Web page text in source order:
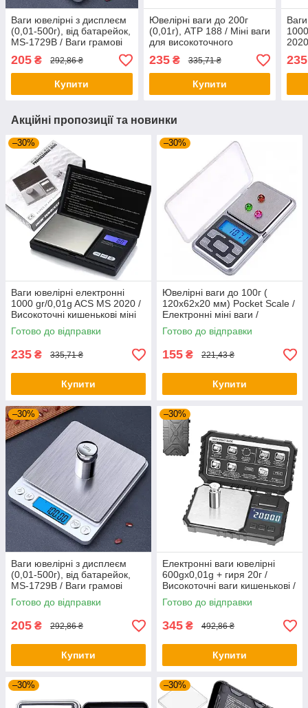
Ваги ювелірні з дисплеєм
(0,01-500г), від батарейок,
MS-1729B / Ваги грамові
205 ₴ 292,86 ₴
Купити
Ювелірні ваги до 200г
(0,01г), AТР 188 / Міні ваги
для високоточного
вимірювання
235₴ 335,71 ₴
Купити
235
Акційні пропозиції та новинки
–30%
Ваги ювелірні електронні
1000 gr/0,01g ACS MS 2020 /
Високоточні кишенькові міні
ваги
Готово до відправки
235 ₴ 335,71 ₴
Купити
–30%
Ювелірні ваги до 100г (
120x62x20 мм) Pocket Scale /
Електронні міні ваги /
Кишенькові ваги
Готово до відправки
155 ₴ 221,43 ₴
Купити
–30%
Ваги ювелірні з дисплеєм
(0,01-500г), від батарейок,
MS-1729B / Ваги грамові
Готово до відправки
205 ₴ 292,86 ₴
Купити
–30%
Електронні ваги ювелірні
600gx0,01g + гиря 20г /
Високоточні ваги кишенькові /
Цифрові міні ваги
Готово до відправки
345 ₴ 492,86 ₴
Купити
–30% –30%